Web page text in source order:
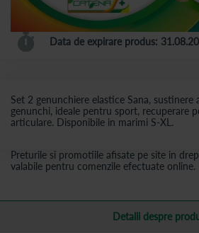
Data de expirare produs:
Set 2 genunchiere elastice Sana, sustinere
genunchi, ideale pentru sport, recuperare
articulare. Disponibile in marimi S-XL.
Preturile si promotiile afisate pe site in
valabile pentru comenzile efectuate online.
Detalii despre